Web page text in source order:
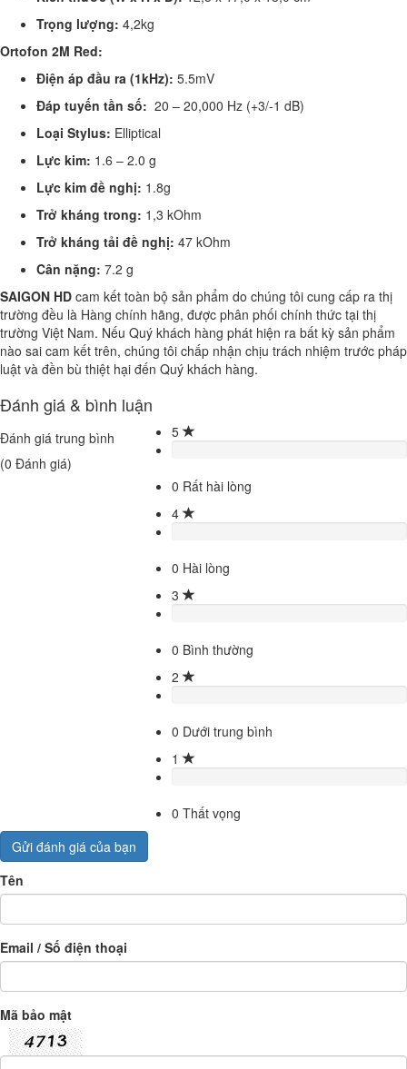
Trọng lượng: 4,2kg
Ortofon 2M Red:
Điện áp đầu ra (1kHz): 5.5mV
Đáp tuyến tần số: 20 – 20,000 Hz (+3/-1 dB)
Loại Stylus: Elliptical
Lực kim: 1.6 – 2.0 g
Lực kim đề nghị: 1.8g
Trở kháng trong: 1,3 kOhm
Trở kháng tải đề nghị: 47 kOhm
Cân nặng: 7.2 g
SAIGON HD cam kết toàn bộ sản phẩm do chúng tôi cung cấp ra thị
trường đều là Hàng chính hãng, được phân phối chính thức tại thị
trường Việt Nam. Nếu Quý khách hàng phát hiện ra bất kỳ sản phẩm
nào sai cam kết trên, chúng tôi chấp nhận chịu trách nhiệm trước pháp
luật và đền bù thiệt hại đến Quý khách hàng.
Đánh giá & bình luận
Đánh giá trung bình
(0 Đánh giá)
5
0 Rất hài lòng
4
0 Hài lòng
3
0 Bình thường
2
0 Dưới trung bình
1
0 Thất vọng
Gửi đánh giá của bạn
Tên
Email / Số điện thoại
Mã bảo mật